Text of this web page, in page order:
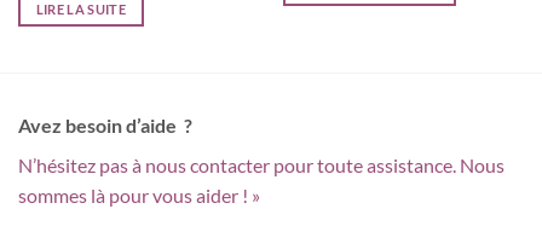
LIRE LA SUITE
Avez besoin d’aide ?
N’hésitez pas à nous contacter pour toute assistance. Nous
sommes là pour vous aider ! »